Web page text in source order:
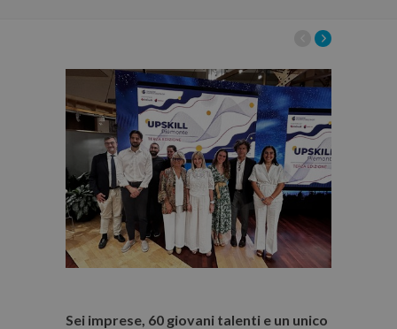
Sei imprese, 60 giovani talenti e un unico